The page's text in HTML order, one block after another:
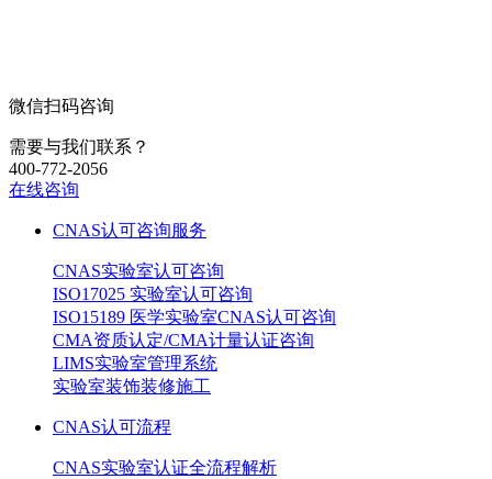
微信扫码咨询
需要与我们联系？
400-772-2056
在线咨询
CNAS认可咨询服务
CNAS实验室认可咨询
ISO17025 实验室认可咨询
ISO15189 医学实验室CNAS认可咨询
CMA资质认定/CMA计量认证咨询
LIMS实验室管理系统
实验室装饰装修施工
CNAS认可流程
CNAS实验室认证全流程解析